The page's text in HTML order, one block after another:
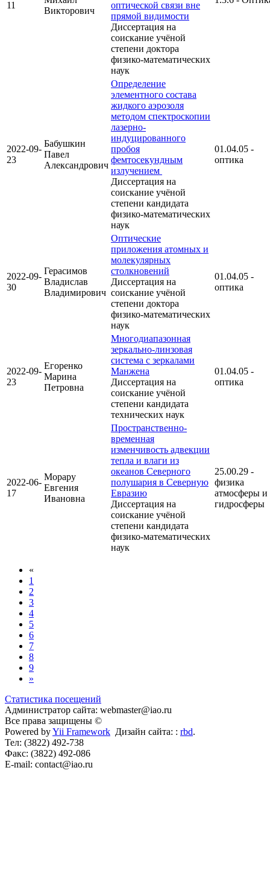
11
Викторович
оптической связи вне
прямой видимости
Диссертация на
соискание учёной
степени доктора
физико-математических
наук
2022-09-
23
Бабушкин
Павел
Александрович
Определение
элементного состава
жидкого аэрозоля
методом спектроскопии
лазерно-
индуцированного
пробоя
фемтосекундным
излучением
Диссертация на
соискание учёной
степени кандидата
физико-математических
наук
01.04.05 -
оптика
2022-09-
30
Герасимов
Владислав
Владимирович
Оптические
приложения атомных и
молекулярных
столкновений
Диссертация на
соискание учёной
степени доктора
физико-математических
наук
01.04.05 -
оптика
2022-09-
23
Егоренко
Марина
Петровна
Многодиапазонная
зеркально-линзовая
система с зеркалами
Манжена
Диссертация на
соискание учёной
степени кандидата
технических наук
01.04.05 -
оптика
2022-06-
17
Морару
Евгения
Ивановна
Пространственно-
временная
изменчивость адвекции
тепла и влаги из
океанов Северного
полушария в Северную
Евразию
Диссертация на
соискание учёной
степени кандидата
физико-математических
наук
25.00.29 -
физика
атмосферы и
гидросферы
«
1
2
3
4
5
6
7
8
9
»
Статистика посещений
Администратор сайта: webmaster@iao.ru
Все права защищены ©
Powered byYii Framework Дизайн сайта: : rbd.
Тел: (3822) 492-738
Факс: (3822) 492-086
E-mail: contact@iao.ru